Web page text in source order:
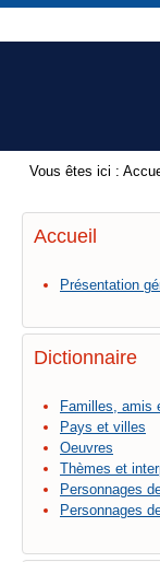
Vous êtes ici :
Accueil
Présentation
Dictionnaire
Familles, amis
Pays et villes
Oeuvres
Thèmes et
Personnages
Personnages